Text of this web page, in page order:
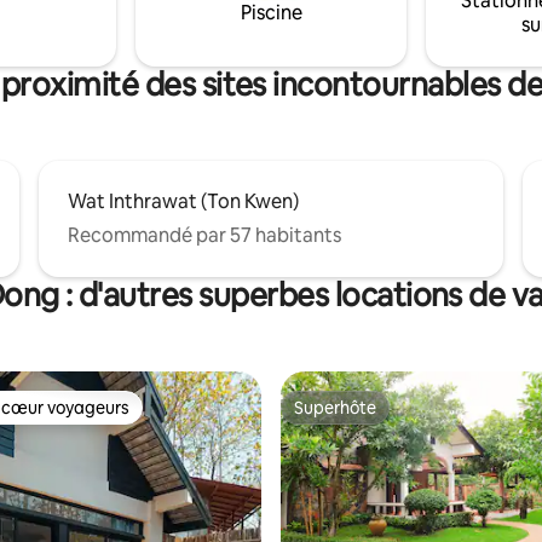
peut dormir sur le
Veuillez prendre des
avec nous avant de réserver.
équipée ✅ WiFi rapide (WFH
comme un habitant. 📅 Réservez dès
maintenant pour garantir
Piscine
des sites incontournables
Wat Inthrawat (Ton Kwen)
Recommandé par 57 habitants
: d'autres superbes locations de
cœur voyageurs
voyageurs Superhôte
Superhôte